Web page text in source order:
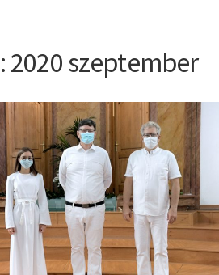
2020 szeptember